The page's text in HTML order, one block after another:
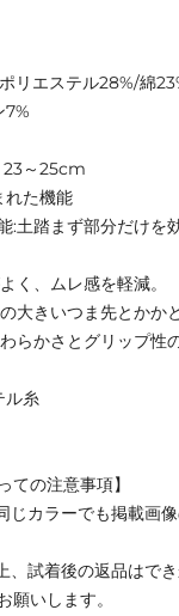
リエステル28%/綿
7%
23～25cm
れた機能
:土踏まず部分だけを
く、ムレ感を軽減。
大きいつま先とかか
らかさとグリップ性
ル糸
ての注意事項】
カラーでも掲載画
試着後の返品はで
願いします。